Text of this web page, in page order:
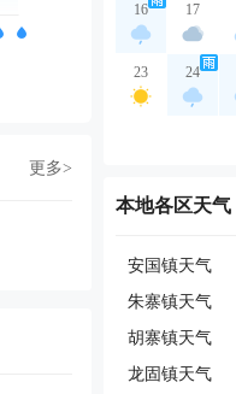
更多>
16 17
23 24
本地各区天气
安国镇天气
朱寨镇天气
胡寨镇天气
龙固镇天气